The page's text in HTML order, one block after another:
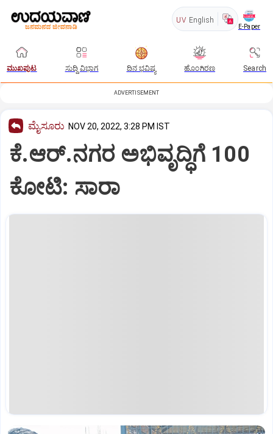
UV English
E-Paper
ಮುಖಪುಟ ಸುದ್ದಿ ವಿಭಾಗ ದಿನ ಭವಿಷ್ಯ ಹೊಂಗಿರಣ Search
ADVERTISEMENT
ಮೈಸೂರು NOV 20, 2022, 3:28 PM IST
ಕೆ.ಆರ್‌.ನಗರ ಅಭಿವೃದ್ಧಿಗೆ 100
ಕೋಟಿ: ಸಾರಾ